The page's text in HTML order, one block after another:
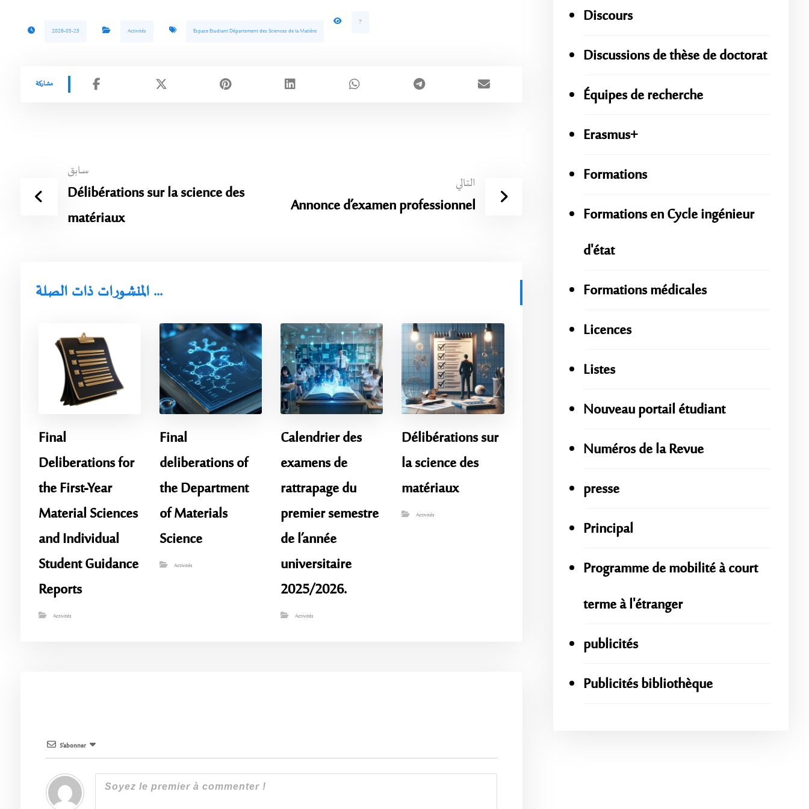
2026-05-25 Activités Espace Etudiant Département des Sciences de la Matière
7
سابق
Délibérations sur la science des
matériaux
التالي
Annonce d’examen professionnel
المنشورات ذات الصلة ...
Final
Deliberations for
the First-Year
Material Sciences
and Individual
Student Guidance
Reports
Activités
Final
deliberations of
the Department
of Materials
Science
Activités
Calendrier des
examens de
rattrapage du
premier semestre
de l’année
universitaire
2025/2026.
Activités
Délibérations sur
la science des
matériaux
Activités
S’abonner
Discours
Discussions de thèse de doctorat
Équipes de recherche
Erasmus+
Formations
Formations en Cycle ingénieur
d'état
Formations médicales
Licences
Listes
Nouveau portail étudiant
Numéros de la Revue
presse
Principal
Programme de mobilité à court
terme à l'étranger
publicités
Publicités bibliothèque